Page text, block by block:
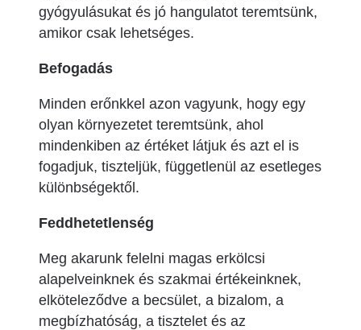
gyógyulásukat és jó hangulatot teremtsünk,
amikor csak lehetséges.
Befogadás
Minden erőnkkel azon vagyunk, hogy egy
olyan környezetet teremtsünk, ahol
mindenkiben az értéket látjuk és azt el is
fogadjuk, tiszteljük, függetlenül az esetleges
különbségektől.
Feddhetetlenség
Meg akarunk felelni magas erkölcsi
alapelveinknek és szakmai értékeinknek,
elköteleződve a becsület, a bizalom, a
megbízhatóság, a tisztelet és az